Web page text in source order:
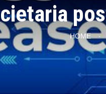
HOME ·